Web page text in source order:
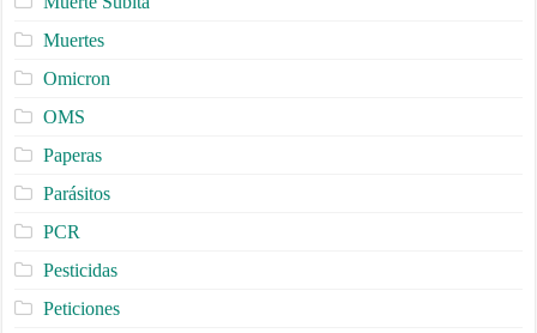
Muertes
Omicron
OMS
Paperas
Parásitos
PCR
Pesticidas
Peticiones